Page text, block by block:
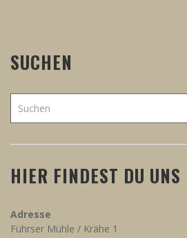
SUCHEN
HIER FINDEST DU UNS
Adresse
Führser Mühle / Krähe 1